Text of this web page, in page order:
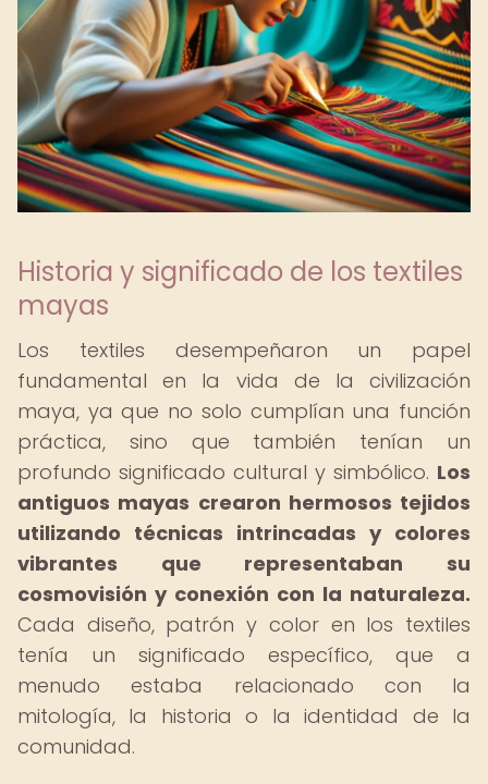
Historia y significado de los textiles
mayas
Los textiles desempeñaron un papel
fundamental en la vida de la civilización
maya, ya que no solo cumplían una función
práctica, sino que también tenían un
profundo significado cultural y simbólico. Los
antiguos mayas crearon hermosos tejidos
utilizando técnicas intrincadas y colores
vibrantes que representaban su
cosmovisión y conexión con la naturaleza.
Cada diseño, patrón y color en los textiles
tenía un significado específico, que a
menudo estaba relacionado con la
mitología, la historia o la identidad de la
comunidad.